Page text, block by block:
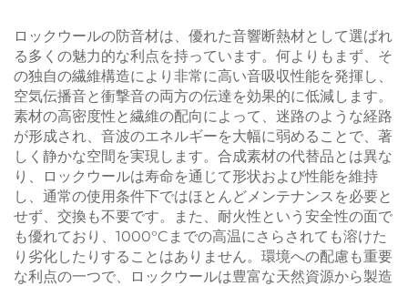
ロックウールの防音材は、優れた音響断熱材として選ばれ
る多くの魅力的な利点を持っています。何よりもまず、そ
の独自の繊維構造により非常に高い音吸収性能を発揮し、
空気伝播音と衝撃音の両方の伝達を効果的に低減します。
素材の高密度性と繊維の配向によって、迷路のような経路
が形成され、音波のエネルギーを大幅に弱めることで、著
しく静かな空間を実現します。合成素材の代替品とは異な
り、ロックウールは寿命を通じて形状および性能を維持
し、通常の使用条件下ではほとんどメンテナンスを必要と
せず、交換も不要です。また、耐火性という安全性の面で
も優れており、1000°Cまでの高温にさらされても溶けた
り劣化したりすることはありません。環境への配慮も重要
な利点の一つで、ロックウールは豊富な天然資源から製造